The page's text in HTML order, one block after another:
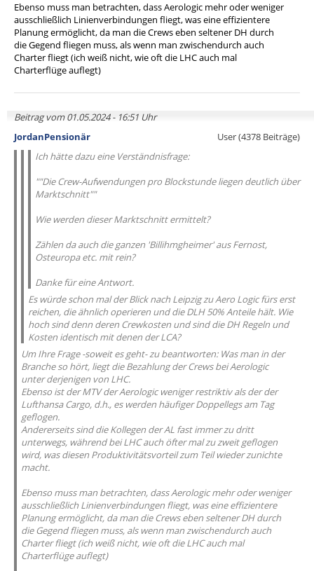
Ebenso muss man betrachten, dass Aerologic mehr oder weniger
ausschließlich Linienverbindungen fliegt, was eine effizientere
Planung ermöglicht, da man die Crews eben seltener DH durch
die Gegend fliegen muss, als wenn man zwischendurch auch
Charter fliegt (ich weiß nicht, wie oft die LHC auch mal
Charterflüge auflegt)
Beitrag vom 01.05.2024 - 16:51 Uhr
JordanPensionär
User (4378 Beiträge)
Ich hätte dazu eine Verständnisfrage:
""Die Crew-Aufwendungen pro Blockstunde liegen deutlich über
Marktschnitt""
Wie werden dieser Marktschnitt ermittelt?
Zählen da auch die ganzen 'Billihmgheimer' aus Fernost,
Osteuropa etc. mit rein?
Danke für eine Antwort.
Es würde schon mal der Blick nach Leipzig zu Aero Logic fürs erst
reichen, die ähnlich operieren und die DLH 50% Anteile hält. Wie
hoch sind denn deren Crewkosten und sind die DH Regeln und
Kosten identisch mit denen der LCA?
Um Ihre Frage -soweit es geht- zu beantworten: Was man in der
Branche so hört, liegt die Bezahlung der Crews bei Aerologic
unter derjenigen von LHC.
Ebenso ist der MTV der Aerologic weniger restriktiv als der der
Lufthansa Cargo, d.h., es werden häufiger Doppellegs am Tag
geflogen.
Andererseits sind die Kollegen der AL fast immer zu dritt
unterwegs, während bei LHC auch öfter mal zu zweit geflogen
wird, was diesen Produktivitätsvorteil zum Teil wieder zunichte
macht.
Ebenso muss man betrachten, dass Aerologic mehr oder weniger
ausschließlich Linienverbindungen fliegt, was eine effizientere
Planung ermöglicht, da man die Crews eben seltener DH durch
die Gegend fliegen muss, als wenn man zwischendurch auch
Charter fliegt (ich weiß nicht, wie oft die LHC auch mal
Charterflüge auflegt)